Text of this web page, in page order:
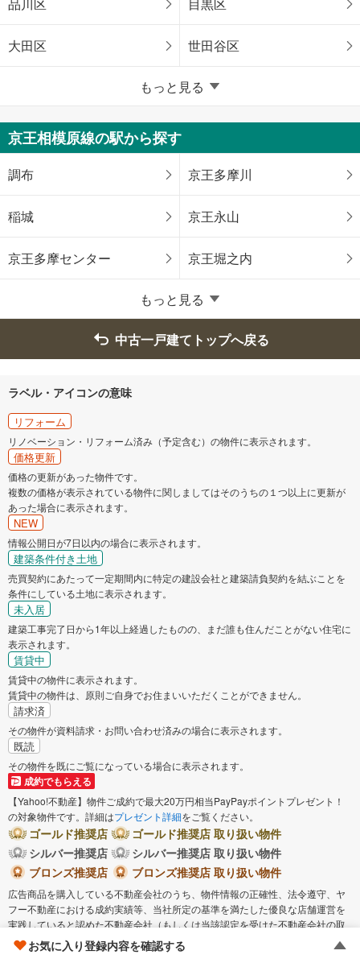
品川区 目黒区
大田区 世田谷区
八王子市 立川市
武蔵野市 三鷹市
青梅市 府中市
昭島市 調布市
小金井市
日野市
国立市
狛江市
清瀬市 東久留米市
武蔵村山市 多摩市
稲城市 羽村市
あきる野市 西東京市
西多摩郡瑞穂町
西多摩郡檜原村
大島町
もっと見る
京王相模原線の駅から探す
調布 京王多摩川
稲城 京王永山
京王多摩センター 京王堀之内
もっと見る
中古一戸建てトップへ戻る
ラベル・アイコンの意味
リフォーム
リノベーション・リフォーム済み（予定含む）の物件に表示されます。
価格更新
価格の更新があった物件です。
複数の価格が表示されている物件に関しましてはそのうちの１つ以上に更新が
あった場合に表示されます。
NEW
情報公開日が7日以内の場合に表示されます。
建築条件付き土地
売買契約にあたって一定期間内に特定の建設会社と建築請負契約を結ぶことを
条件にしている土地に表示されます。
未入居
建築工事完了日から1年以上経過したものの、まだ誰も住んだことがない住宅に
表示されます。
賃貸中
賃貸中の物件に表示されます。
賃貸中の物件は、原則ご自身でお住まいいただくことができません。
請求済
その物件が資料請求・お問い合わせ済みの場合に表示されます。
既読
その物件を既にご覧になっている場合に表示されます。
成約でもらえる
【Yahoo!不動産】物件ご成約で最大20万円相当PayPayポイントプレゼント！
の対象物件です。詳細はプレゼント詳細をご覧ください。
ゴールド推奨店
ゴールド推奨店 取り扱い物件
シルバー推奨店
シルバー推奨店 取り扱い物件
ブロンズ推奨店
ブロンズ推奨店 取り扱い物件
広告商品を購入している不動産会社のうち、物件情報の正確性、法令遵守、ヤ
フー不動産における成約実績等、当社所定の基準を満たした優良な店舗運営を
実践していると認めた不動産会社（もしくは当該認定を受けた不動産会社の取
扱物件）に表示されます。
お気に入り登録内容を確認する